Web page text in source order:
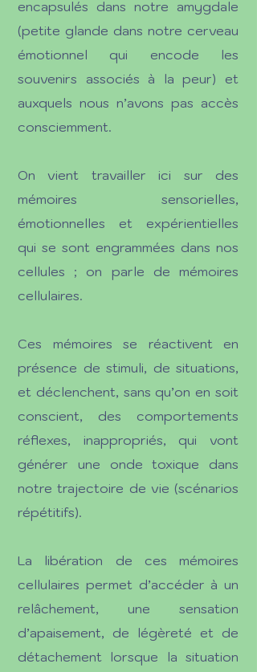
encapsulés dans notre amygdale
(petite glande dans notre cerveau
émotionnel qui encode les
souvenirs associés à la peur) et
auxquels nous n’avons pas accès
consciemment.
On vient travailler ici sur des
mémoires sensorielles,
émotionnelles et expérientielles
qui se sont engrammées dans nos
cellules ; on parle de mémoires
cellulaires.
Ces mémoires se réactivent en
présence de stimuli, de situations,
et déclenchent, sans qu’on en soit
conscient, des comportements
réflexes, inappropriés, qui vont
générer une onde toxique dans
notre trajectoire de vie (scénarios
répétitifs).
La libération de ces mémoires
cellulaires permet d’accéder à un
relâchement, une sensation
d’apaisement, de légèreté et de
détachement lorsque la situation